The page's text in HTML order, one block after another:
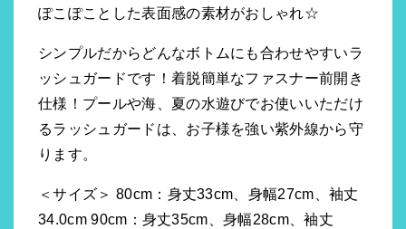
ぽこぽことした表面感の素材がおしゃれ☆
シンプルだからどんなボトムにも合わせやすいラ
ッシュガードです！着脱簡単なファスナー前開き
仕様！プールや海、夏の水遊びでお使いいただけ
るラッシュガードは、お子様を強い紫外線から守
ります。
＜サイズ＞ 80cm：身丈33cm、身幅27cm、袖丈
34.0cm 90cm：身丈35cm、身幅28cm、袖丈